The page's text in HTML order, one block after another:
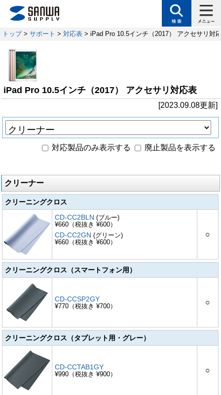
トップ> サポート > 対応表 > iPad Pro 10.5インチ（2017） アクセサリ対
iPad Pro 10.5インチ（2017） アクセサリ対応表
[2023.09.08更新]
対応製品のみ表示する 廃止製品を表示する
クリーナー
クリーニングクロス
CD-CC2BLN (ブルー)
¥660（税抜き ¥600）
CD-CC2GN (グリーン)
¥660（税抜き ¥600）
○
クリーニングクロス（スマートフォン用）
CD-CCSP2GY
¥770（税抜き ¥700） ○
クリーニングクロス（タブレット用・グレー）
CD-CCTAB1GY
¥990（税抜き ¥900） ○